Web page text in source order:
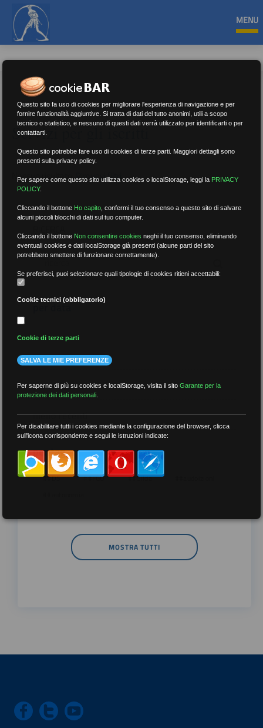
MENU
Servizi per gli iscritti
Nessun risultato.Rimuovi filtri
per data
più recenti
meno recenti
per tag
##DS ##FGU ##Gilda
MOSTRA TUTTI
Questo sito fa uso di cookies per migliorare l'esperienza di navigazione e per
fornire funzionalità aggiuntive. Si tratta di dati del tutto anonimi, utili a scopo
tecnico o statistico, e nessuno di questi dati verrà utilizzato per identificarti o per
contattarti.
Questo sito potrebbe fare uso di cookies di terze parti. Maggiori dettagli sono
presenti sulla privacy policy.
Per sapere come questo sito utilizza cookies o localStorage, leggi la PRIVACY
POLICY.
Cliccando il bottone Ho capito ,confermi il tuo consenso a questo sito di salvare
alcuni piccoli blocchi di dati sul tuo computer.
Cliccando il bottone Non consentire cookies neghi il tuo consenso, eliminando
eventuali cookies e dati localStorage già presenti (alcune parti del sito
potrebbero smettere di funzionare correttamente).
Se preferisci, puoi selezionare quali tipologie di cookies ritieni accettabili:
Cookie tecnici (obbligatorio)
Cookie di terze parti
SALVA LE MIE PREFERENZE
Per saperne di più su cookies e localStorage, visita il sitoGarante per la
protezione dei dati personali
Per disabilitare tutti i cookies mediante la configurazione del browser, clicca
sull'icona corrispondente e segui le istruzioni indicate: